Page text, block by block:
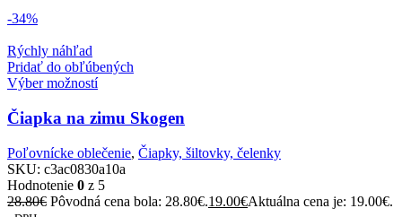
-34%
Rýchly náhľad
Pridať do obľúbených
Výber možností
Čiapka na zimu Skogen
Poľovnícke oblečenie, Čiapky, šiltovky, čelenky
SKU: c3ac0830a10a
Hodnotenie 0 z 5
28.80€ Pôvodná cena bola: 28.80€.19.00€Aktuálna cena je: 19.00€.